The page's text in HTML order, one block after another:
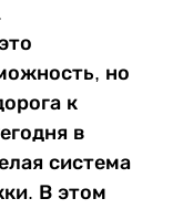
но
к
в
система
В этом